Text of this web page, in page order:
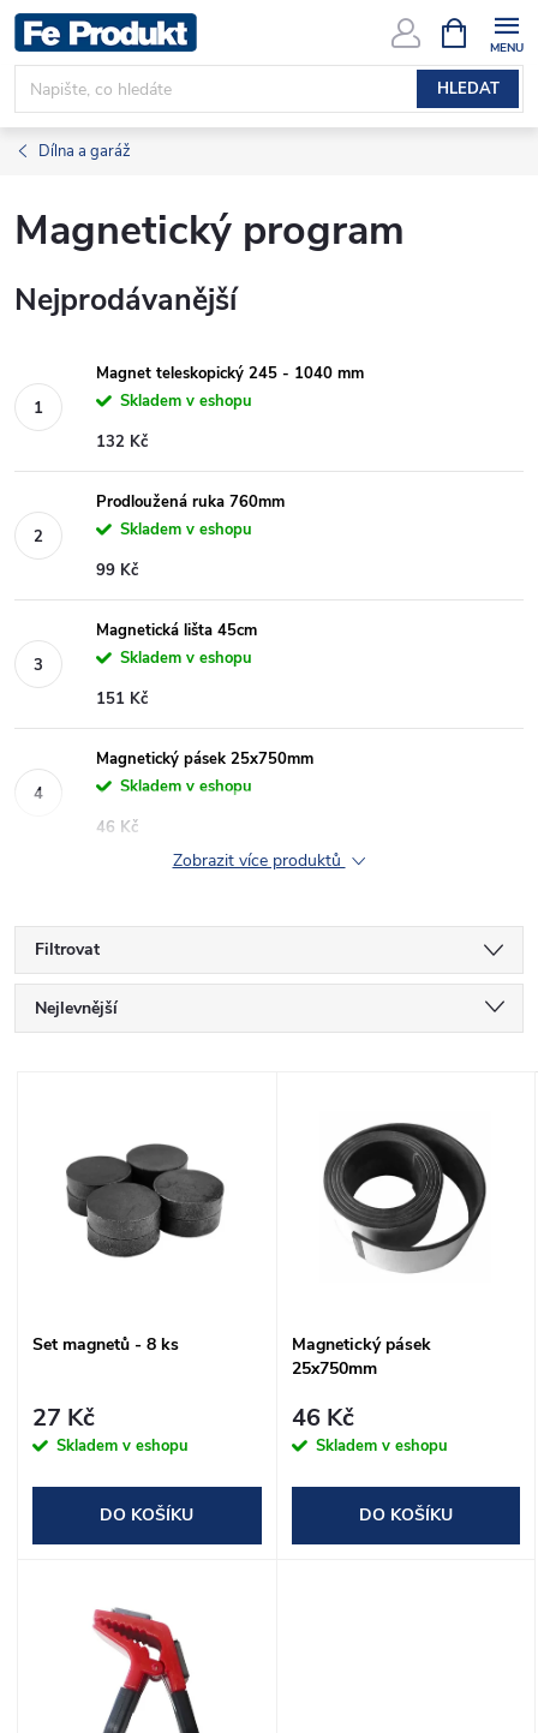
Přejít
na
obsah
HLEDAT
NÁKUPNÍ
KOŠÍK
Dílna a garáž
Magnetický program
Nejprodávanější
Magnet teleskopický 245 - 1040 mm
Skladem v eshopu
132 Kč
Prodloužená ruka 760mm
Skladem v eshopu
99 Kč
Magnetická lišta 45cm
Skladem v eshopu
151 Kč
Magnetický pásek 25x750mm
Skladem v eshopu
46 Kč
Zobrazit více produktů
Filtrovat
Ř
p
o
d
Nejlevnější
Abecedně
s
p
Set magnetů - 8 ks
27 Kč
Skladem v eshopu
DO KOŠÍKU
Magnetický pásek
25x750mm
46 Kč
Skladem v eshopu
DO KOŠÍKU